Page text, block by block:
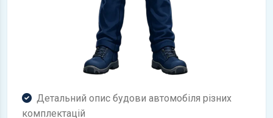
Детальний опис будови автомобіля різних
комплектацій